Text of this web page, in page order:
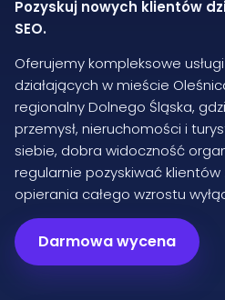
Pozyskuj nowych klientów
SEO.
Oferujemy kompleksowe
działających w mieście
regionalny Dolnego Śląska,
przemysł, nieruchomości i
siebie, dobra widoczność
regularnie pozyskiwać klientów
opierania całego wzrostu
Darmowa wycena